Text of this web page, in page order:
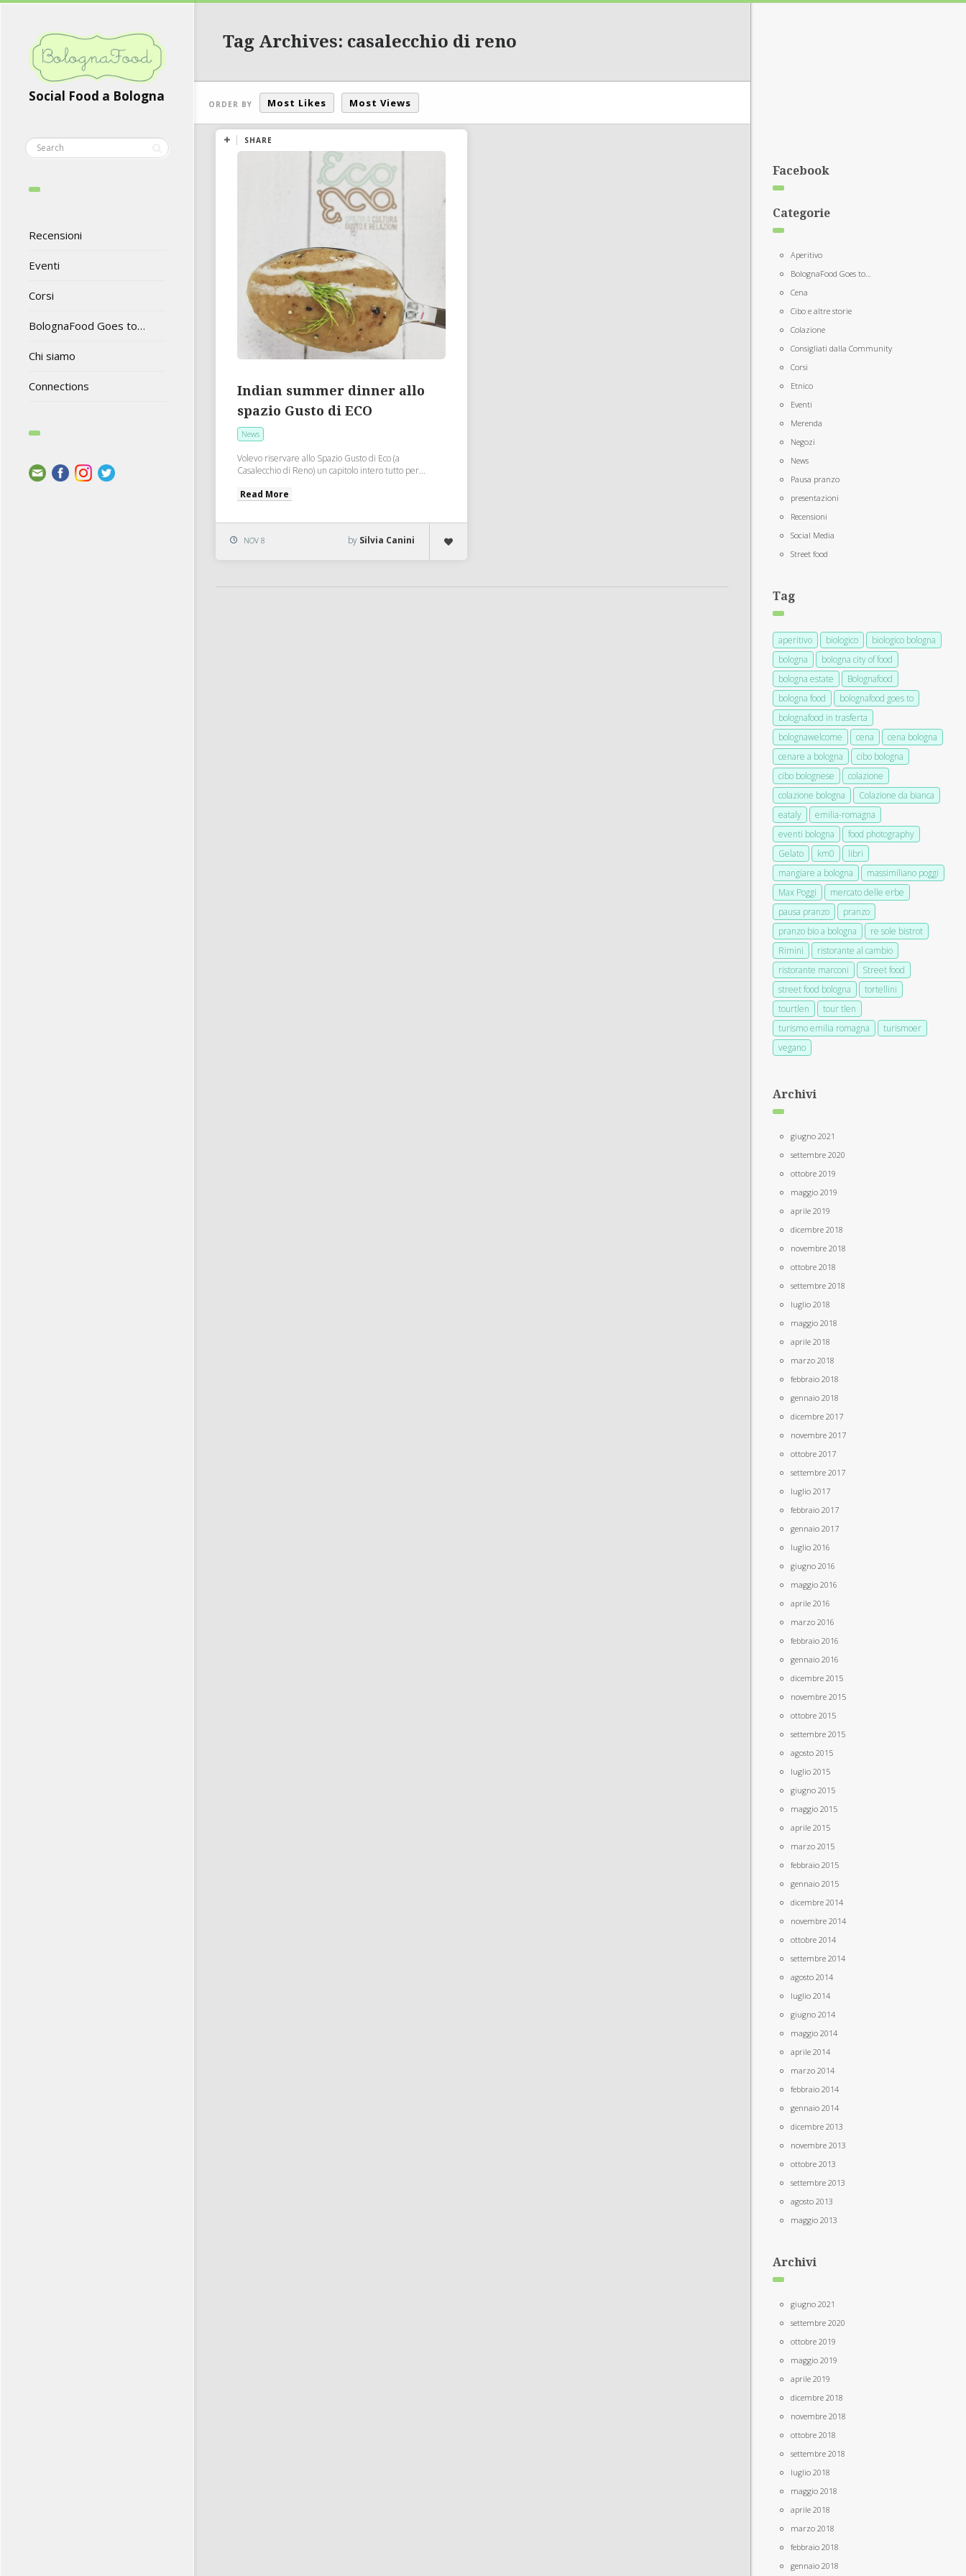
Social Food a Bologna
Recensioni
Eventi
Corsi
BolognaFood Goes to…
Chi siamo
Connections
Tag Archives: casalecchio di reno
ORDER BY Most Likes Most Views
SHARE
Indian summer dinner allo
spazio Gusto di ECO
News
Volevo riservare allo Spazio Gusto di Eco (a
Casalecchio di Reno) un capitolo intero tutto per...
Read More
NOV 8 by Silvia Canini
Facebook
Categorie
Aperitivo
BolognaFood Goes to…
Cena
Cibo e altre storie
Colazione
Consigliati dalla Community
Corsi
Etnico
Eventi
Merenda
Negozi
News
Pausa pranzo
presentazioni
Recensioni
Social Media
Street food
Tag
aperitivo biologico
biologico bologna
bologna
bologna city of food
bologna estate
Bolognafood
bologna food
bolognafood goes to
bolognafood in trasferta
bolognawelcome
cena
cena bologna
cenare a bologna
cibo bologna
cibo bolognese
colazione
colazione bologna
Colazione da bianca
eataly
emilia-romagna
eventi bologna
food photography
Gelato
km0
libri
mangiare a bologna
massimiliano poggi
Max Poggi
mercato delle erbe
pausa pranzo
pranzo
pranzo bio a bologna
re sole bistrot
Rimini
ristorante al cambio
ristorante marconi
Street food
street food bologna
tortellini
tourtlen
tour tlen
turismo emilia romagna
turismoer
vegano
Archivi
giugno 2021
settembre 2020
ottobre 2019
maggio 2019
aprile 2019
dicembre 2018
novembre 2018
ottobre 2018
settembre 2018
luglio 2018
maggio 2018
aprile 2018
marzo 2018
febbraio 2018
gennaio 2018
dicembre 2017
novembre 2017
ottobre 2017
settembre 2017
luglio 2017
febbraio 2017
gennaio 2017
luglio 2016
giugno 2016
maggio 2016
aprile 2016
marzo 2016
febbraio 2016
gennaio 2016
dicembre 2015
novembre 2015
ottobre 2015
settembre 2015
agosto 2015
luglio 2015
giugno 2015
maggio 2015
aprile 2015
marzo 2015
febbraio 2015
gennaio 2015
dicembre 2014
novembre 2014
ottobre 2014
settembre 2014
agosto 2014
luglio 2014
giugno 2014
maggio 2014
aprile 2014
marzo 2014
febbraio 2014
gennaio 2014
dicembre 2013
novembre 2013
ottobre 2013
settembre 2013
agosto 2013
maggio 2013
Archivi
giugno 2021
settembre 2020
ottobre 2019
maggio 2019
aprile 2019
dicembre 2018
novembre 2018
ottobre 2018
settembre 2018
luglio 2018
maggio 2018
aprile 2018
marzo 2018
febbraio 2018
gennaio 2018